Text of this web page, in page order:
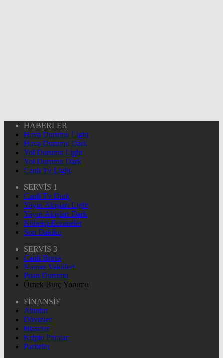
HABERLER
Hava Durumu Light
Hava Durumu Dark
Yol Durumu Light
Yol Durumu Dark
Canlı Tv Light
SERVİS 1
Canlı Tv Dark
Yayın Akışları Light
Yayın Akışları Dark
Nöbetçi Eczaneler
Son Dakika
SERVİS 3
Canlı Borsa
Namaz Vakitleri
Puan Durumu
Örnek Burç Yorumu
FİNANSİF
Altınlar
Dövizler
Hisseler
Kripto Paralar
Pariteler